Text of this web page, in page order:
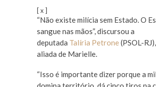
[ x ]
“Não existe milícia sem Estado. O
sangue nas mãos”, discursou a
deputada Talíria Petrone(PSOL-
aliada de Marielle.
“Isso é importante dizer porque a